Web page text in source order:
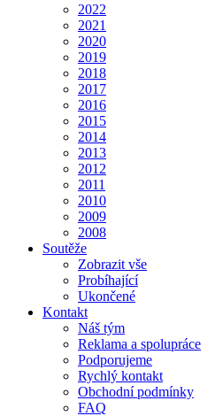
2022
2021
2020
2019
2018
2017
2016
2015
2014
2013
2012
2011
2010
2009
2008
Soutěže
Zobrazit vše
Probíhající
Ukončené
Kontakt
Náš tým
Reklama a spolupráce
Podporujeme
Rychlý kontakt
Obchodní podmínky
FAQ